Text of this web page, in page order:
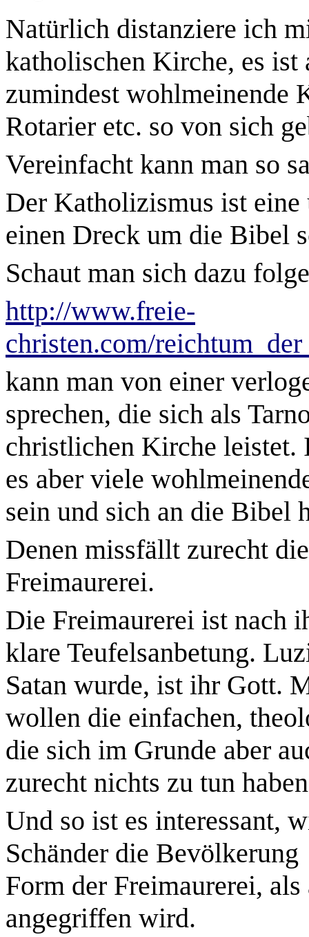
Natürlich distanziere ich
katholischen Kirche, es ist
zumindest wohlmeinende
Rotarier etc. so von sich
Vereinfacht kann man so
Der Katholizismus ist
einen Dreck um die Bibel
Schaut man sich dazu
http://www.freie-
christen.com/
kann man von einer
sprechen, die sich als
christlichen Kirche leistet.
es aber viele
sein und sich an die Bibel
Denen missfällt zurecht
Freimaurerei.
Die Freimaurerei ist nach
klare Teufelsanbetung.
Satan wurde, ist ihr Gott.
wollen die einfachen,
die sich im Grunde aber
zurecht nichts zu tun
Und so ist es interessant,
Schänder die
Form der Freimaurerei,
angegriffen wird.